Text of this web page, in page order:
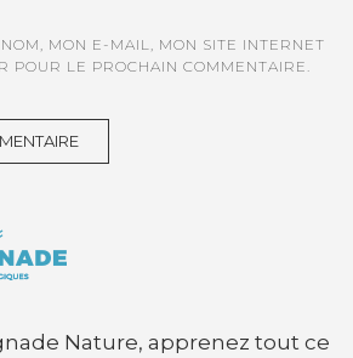
MON E-MAIL, MON SITE INTERNET
POUR LE PROCHAIN COMMENTAIRE.
Nature, apprenez tout ce